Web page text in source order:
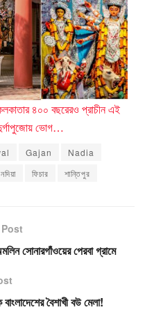
৪০০ বছরেরও প্রাচীন এই
ভোগ…
Gajan
Nadia
নদিয়া ফিচার শান্তিপুর
সোনারগাঁওয়ের পেরবা গ্রামে
বৈশাখী বউ মেলা!